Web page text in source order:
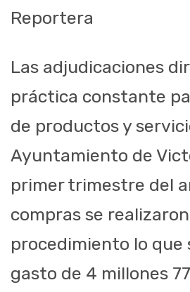
Reportera
Las adjudicaciones
práctica constante
de productos y
Ayuntamiento de
primer trimestre del
compras se
procedimiento lo que
gasto de 4 millones